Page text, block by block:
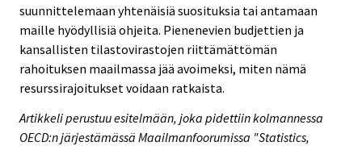
suunnittelemaan yhtenäisiä suosituksia tai antamaan
maille hyödyllisiä ohjeita. Pienenevien budjettien ja
kansallisten tilastovirastojen riittämättömän
rahoituksen maailmassa jää avoimeksi, miten nämä
resurssirajoitukset voidaan ratkaista.
Artikkeli perustuu esitelmään, joka pidettiin kolmannessa
OECD:n järjestämässä Maailmanfoorumissa "Statistics,